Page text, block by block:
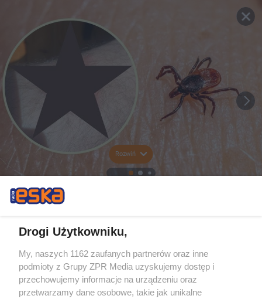
Rozwiń
Drogi Użytkowniku,
My, naszych 1162 zaufanych partnerów oraz inne
podmioty z Grupy ZPR Media uzyskujemy dostęp i
przechowujemy informacje na urządzeniu oraz
przetwarzamy dane osobowe, takie jak unikalne